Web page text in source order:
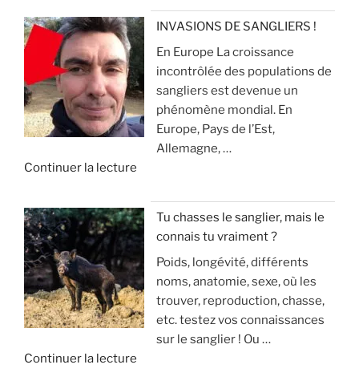
i
t
r
q
u
e
o
u
s
a
r
r
i
s
e
»
e
u
p
o
u
r
h
a
s
s
e
(
m
«
e
c
h
e
e
a
u
s
a
n
g
INVASIONS DE SANGLIERS !
En Europe La croissance
incontrôlée des populations de
sangliers est devenue un
phénomène mondial. En
Europe, Pays de l’Est,
Allemagne, …
Continuer la lecture
«
I
N
V
A
S
Tu chasses le sanglier, mais le
connais tu vraiment ?
Poids, longévité, différents
noms, anatomie, sexe, où les
trouver, reproduction, chasse,
etc. testez vos connaissances
sur le sanglier ! Ou …
Continuer la lecture